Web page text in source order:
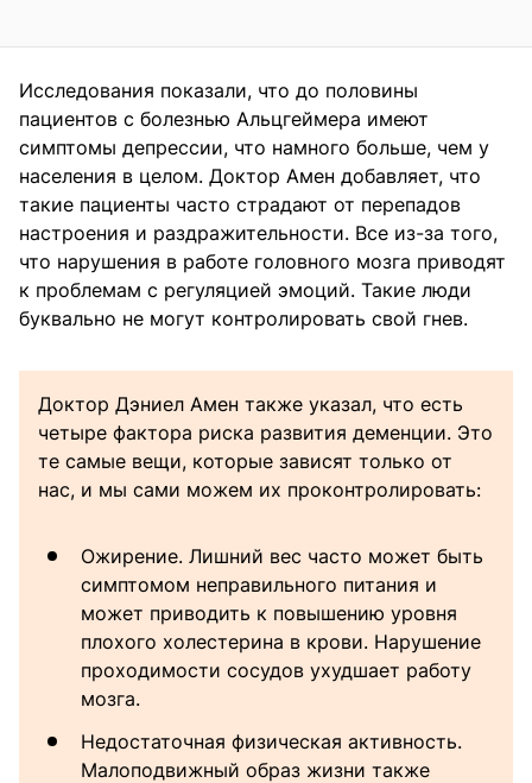
Исследования показали, что до половины
пациентов с болезнью Альцгеймера имеют
симптомы депрессии, что намного больше, чем у
населения в целом. Доктор Амен добавляет, что
такие пациенты часто страдают от перепадов
настроения и раздражительности. Все из-за того,
что нарушения в работе головного мозга приводят
к проблемам с регуляцией эмоций. Такие люди
буквально не могут контролировать свой гнев.
Доктор Дэниел Амен также указал, что есть
четыре фактора риска развития деменции. Это
те самые вещи, которые зависят только от
нас, и мы сами можем их проконтролировать:
Ожирение. Лишний вес часто может быть
симптомом неправильного питания и
может приводить к повышению уровня
плохого холестерина в крови. Нарушение
проходимости сосудов ухудшает работу
мозга.
Недостаточная физическая активность.
Малоподвижный образ жизни также